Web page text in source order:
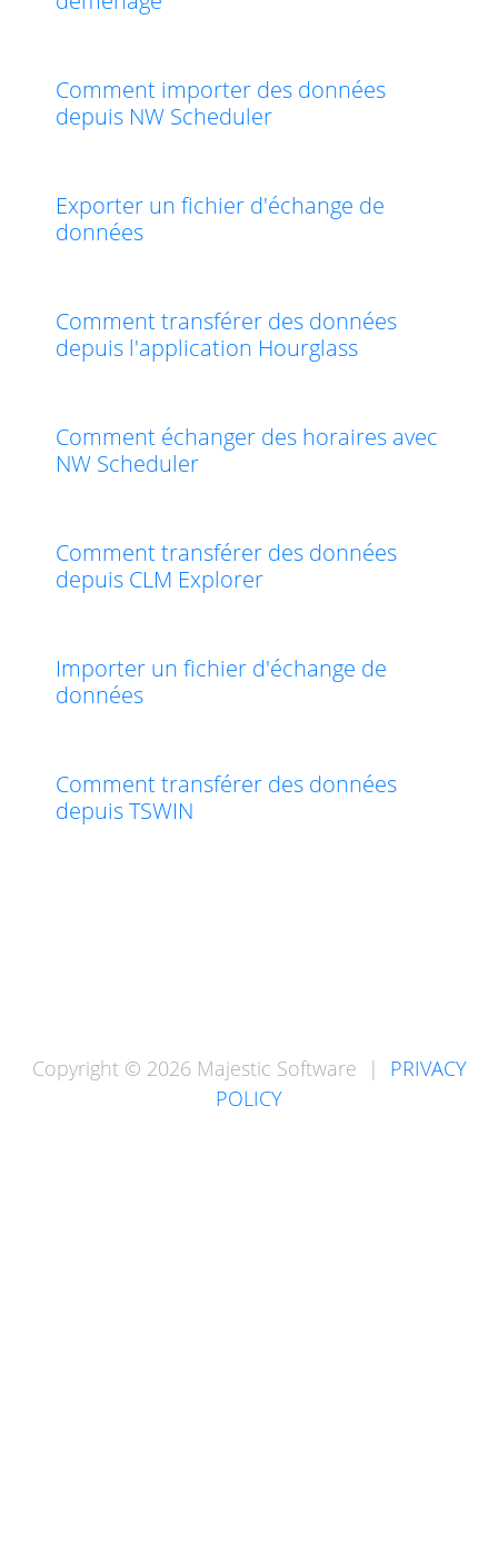
Comment importer des données
depuis NW Scheduler
Exporter un fichier d'échange de
données
Comment transférer des données
depuis l'application Hourglass
Comment échanger des horaires avec
NW Scheduler
Comment transférer des données
depuis CLM Explorer
Importer un fichier d'échange de
données
Comment transférer des données
depuis TSWIN
Copyright © 2026 Majestic Software | PRIVACY
POLICY